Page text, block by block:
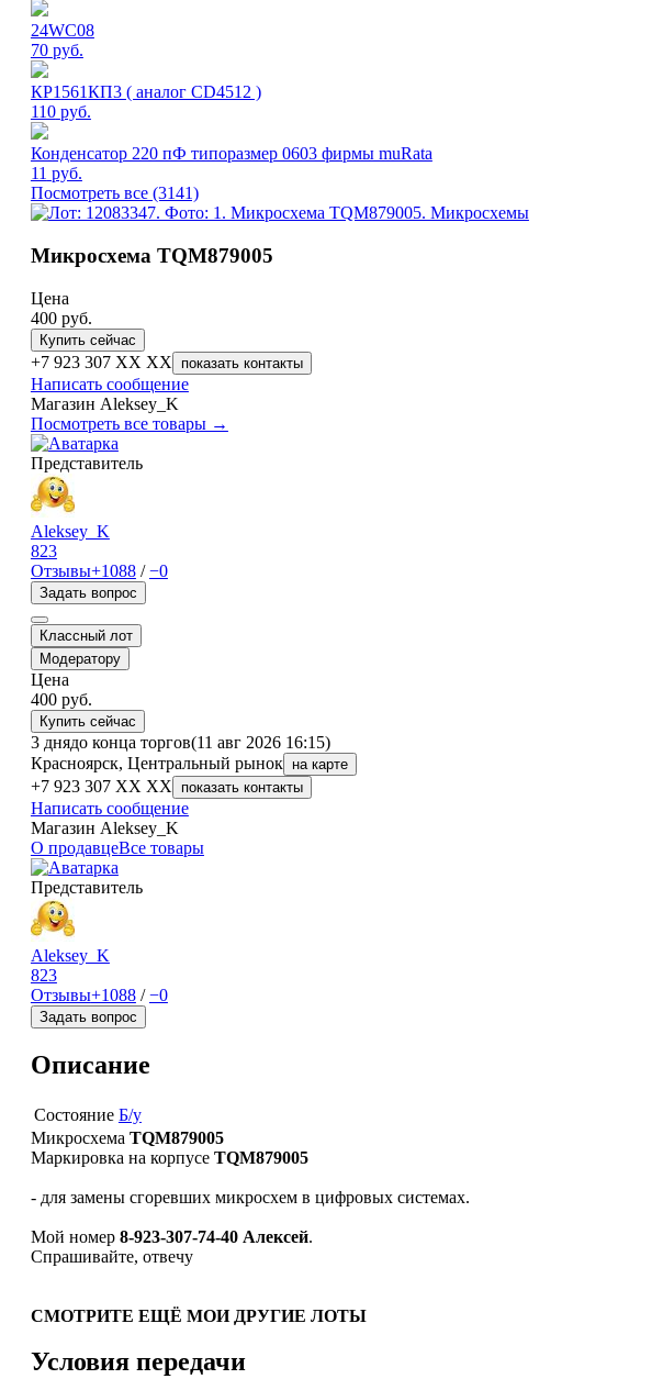
24WC08
70 руб.
КР1561КП3 ( аналог CD4512 )
110 руб.
Конденсатор 220 пФ типоразмер 0603 фирмы muRata
11 руб.
Посмотреть все (3141)
Микросхема TQM879005
Цена
400 руб.
Купить сейчас
+7 923 307 XX XX показать контакты
Написать сообщение
Магазин Aleksey_K
Посмотреть все товары →
Представитель
Aleksey_K
823
Отзывы+1088/−0
Задать вопрос
Классный лот
Модератору
Цена
400 руб.
Купить сейчас
3 днядо конца торгов(11 авг 2026 16:15)
Красноярск, Центральный рынок
на карте
+7 923 307 XX XX показать контакты
Написать сообщение
Магазин Aleksey_K
О продавцеВсе товары
Представитель
Aleksey_K
823
Отзывы+1088/−0
Задать вопрос
Описание
Состояние Б/у
Микросхема TQM879005
Маркировка на корпусе TQM879005
- для замены сгоревших микросхем в цифровых системах.
Мой номер 8-923-307-74-40 Алексей.
Спрашивайте, отвечу
СМОТРИТЕ ЕЩЁ МОИ ДРУГИЕ ЛОТЫ
Условия передачи